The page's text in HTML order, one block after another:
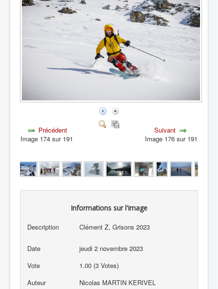
Précédent
Image 174 sur 191
Suivant
Image 176 sur 191
Informations sur l'image
Description Clément Z, Grisons 2023
Date
jeudi 2 novembre 2023
Vote
1.00 (3 Votes)
Auteur
Nicolas MARTIN KERIVEL